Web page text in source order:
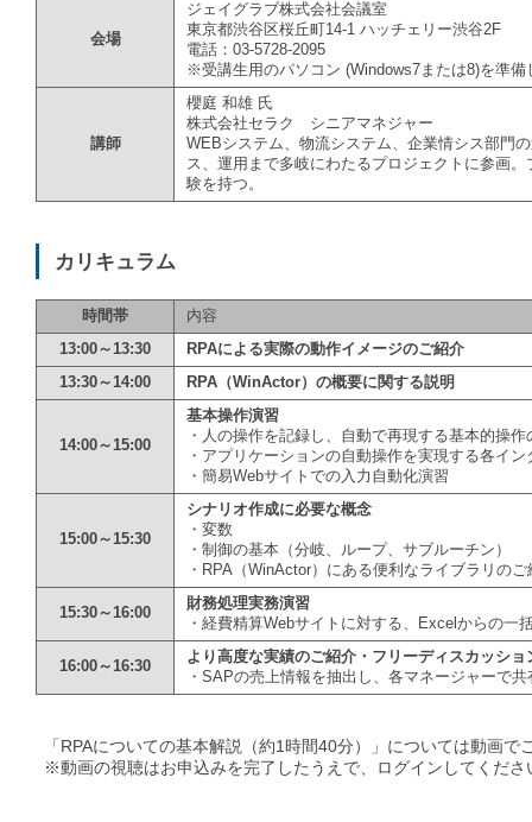
会場
ジェイグラブ株式会社会議室
東京都渋谷区桜丘町14-1 ハッチェリー渋谷2F
電話：03-5728-2095
※受講生用のパソコン (Windows7または8)を準備
講師
櫻庭 和雄 氏
株式会社セラク シニアマネジャー
WEBシステム、物流システム、企業情シス部門
ス、運用まで多岐にわたるプロジェクトに参画
験を持つ。
カリキュラム
時間帯
内容
13:00～13:30
RPAによる実際の動作イメージのご紹介
13:30～14:00
RPA（WinActor）の概要に関する説明
14:00～15:00
基本操作演習
・人の操作を記録し、自動で再現する基本的操作
・アプリケーションの自動操作を実現する各イ
・簡易Webサイトでの入力自動化演習
15:00～15:30
シナリオ作成に必要な概念
・変数
・制御の基本（分岐、ループ、サブルーチン）
・RPA（WinActor）にある便利なライブラリのご
15:30～16:00
財務処理実務演習
・経費精算Webサイトに対する、Excelからの一
16:00～16:30
より高度な実績のご紹介・フリーディスカッショ
・SAPの売上情報を抽出し、各マネージャーで
「RPAについての基本解説（約1時間40分）」については動画で
※動画の視聴はお申込みを完了したうえで、ログインしてくださ